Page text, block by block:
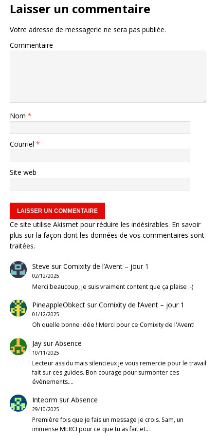
Laisser un commentaire
Votre adresse de messagerie ne sera pas publiée.
Commentaire
Nom *
Courriel *
Site web
Ce site utilise Akismet pour réduire les indésirables. En savoir
plus sur la façon dont les données de vos commentaires sont
traitées.
Steve surComixity de l’Avent – jour 1
02/12/2025
Merci beaucoup, je suis vraiment content que ça plaise :-)
PineappleObkectsurComixity de l’Avent – jour 1
01/12/2025
Oh quelle bonne idée ! Merci pour ce Comixity de l'Avent!
JaysurAbsence
10/11/2025
Lecteur assidu mais silencieux je vous remercie pour le travail
fait sur ces guides. Bon courage pour surmonter ces
évènements.…
Inteorm surAbsence
29/10/2025
Première fois que je fais un message je crois. Sam, un
immense MERCI pour ce que tu as fait et…